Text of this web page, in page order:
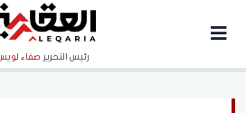
رئيس التحرير صفاء